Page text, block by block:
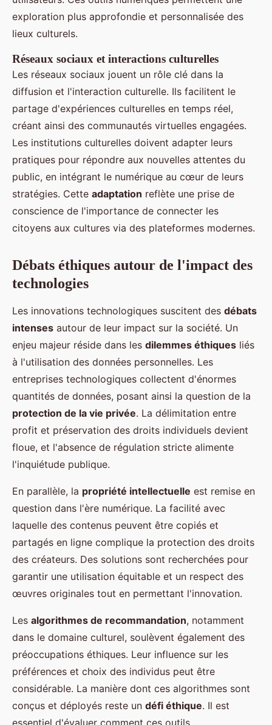
exploration plus approfondie et personnalisée des
lieux culturels.
Réseaux sociaux et interactions culturelles
Les réseaux sociaux jouent un rôle clé dans la
diffusion et l'interaction culturelle. Ils facilitent le
partage d'expériences culturelles en temps réel,
créant ainsi des communautés virtuelles engagées.
Les institutions culturelles doivent adapter leurs
pratiques pour répondre aux nouvelles attentes du
public, en intégrant le numérique au cœur de leurs
stratégies. Cette adaptation reflète une prise de
conscience de l'importance de connecter les
citoyens aux cultures via des plateformes modernes.
Débats éthiques autour de l'impact des
technologies
Les innovations technologiques suscitent des débats
intenses autour de leur impact sur la société. Un
enjeu majeur réside dans les dilemmes éthiques liés
à l'utilisation des données personnelles. Les
entreprises technologiques collectent d'énormes
quantités de données, posant ainsi la question de la
protection de la vie privée. La délimitation entre
profit et préservation des droits individuels devient
floue, et l'absence de régulation stricte alimente
l'inquiétude publique.
En parallèle, la propriété intellectuelle est remise en
question dans l'ère numérique. La facilité avec
laquelle des contenus peuvent être copiés et
partagés en ligne complique la protection des droits
des créateurs. Des solutions sont recherchées pour
garantir une utilisation équitable et un respect des
œuvres originales tout en permettant l'innovation.
Les algorithmes de recommandation, notamment
dans le domaine culturel, soulèvent également des
préoccupations éthiques. Leur influence sur les
préférences et choix des individus peut être
considérable. La manière dont ces algorithmes sont
conçus et déployés reste un défi éthique. Il est